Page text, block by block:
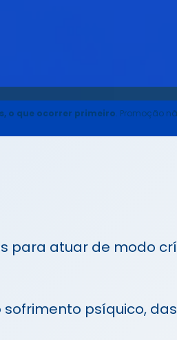
o que ocorrer primeiro. Promoção
para atuar de modo
psíquico,